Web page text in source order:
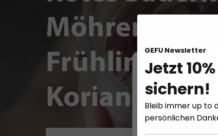
Möhren,
KorianderDiese Website
GEFU Newsletter
Jetzt
sichern!
Bleib immer up to
persönlichen